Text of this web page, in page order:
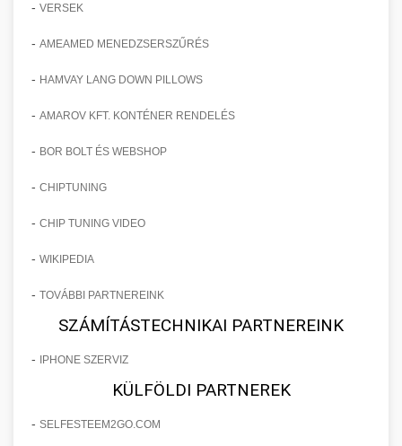
- VERSEK
- AMEAMED MENEDZSERSZŰRÉS
- HAMVAY LANG DOWN PILLOWS
- AMAROV KFT. KONTÉNER RENDELÉS
- BOR BOLT ÉS WEBSHOP
- CHIPTUNING
- CHIP TUNING VIDEO
- WIKIPEDIA
- TOVÁBBI PARTNEREINK
SZÁMÍTÁSTECHNIKAI PARTNEREINK
- IPHONE SZERVIZ
KÜLFÖLDI PARTNEREK
- SELFESTEEM2GO.COM